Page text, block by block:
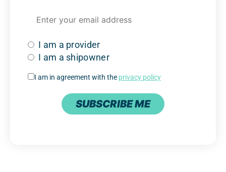
I am a provider
I am a shipowner
I am in agreement with the privacy policy
SUBSCRIBE ME